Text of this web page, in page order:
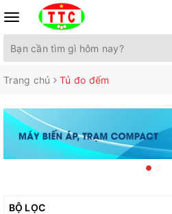
Toggle
navigation
Trang chủ Tủ đo đếm
BỘ LỌC